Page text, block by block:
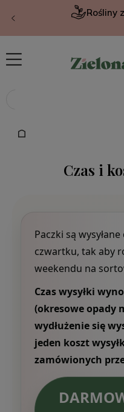
Rośliny
Czas i
Paczki są
czwartku, tak aby
weekendu na
Czas wysyłki
(okresowe opady
wydłużenie się
jeden koszt
zamówionych